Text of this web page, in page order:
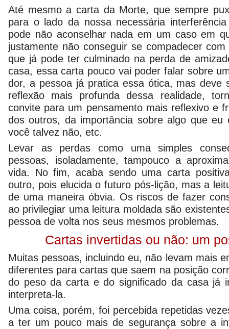
Até mesmo a carta da Morte, que sempre
para o lado da nossa necessária
pode não aconselhar nada em um caso em
justamente não conseguir se compadecer
que já pode ter culminado na perda de
casa, essa carta pouco vai poder falar sobre
dor, a pessoa já pratica essa ótica, mas deve
reflexão mais profunda dessa realidade,
convite para um pensamento mais reflexivo e
dos outros, da importância sobre algo que eu
você talvez não, etc.
Levar as perdas como uma simples
pessoas, isoladamente, tampouco a
vida. No fim, acaba sendo uma carta
outro, pois elucida o futuro pós-lição, mas a
de uma maneira óbvia. Os riscos de fazer
ao privilegiar uma leitura moldada são
pessoa de volta nos seus mesmos problemas.
Cartas invertidas ou não: um
Muitas pessoas, incluindo eu, não levam mais
diferentes para cartas que saem na posição
do peso da carta e do significado da casa já
interpreta-la.
Uma coisa, porém, foi percebida repetidas
a ter um pouco mais de segurança sobre a